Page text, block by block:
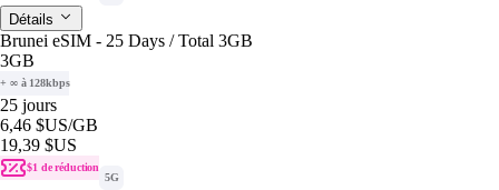
Détails
Brunei eSIM - 25 Days / Total 3GB
3GB
+ ∞ à 128kbps
25 jours
6,46 $US/GB
19,39 $US
$1 de réduction
5G